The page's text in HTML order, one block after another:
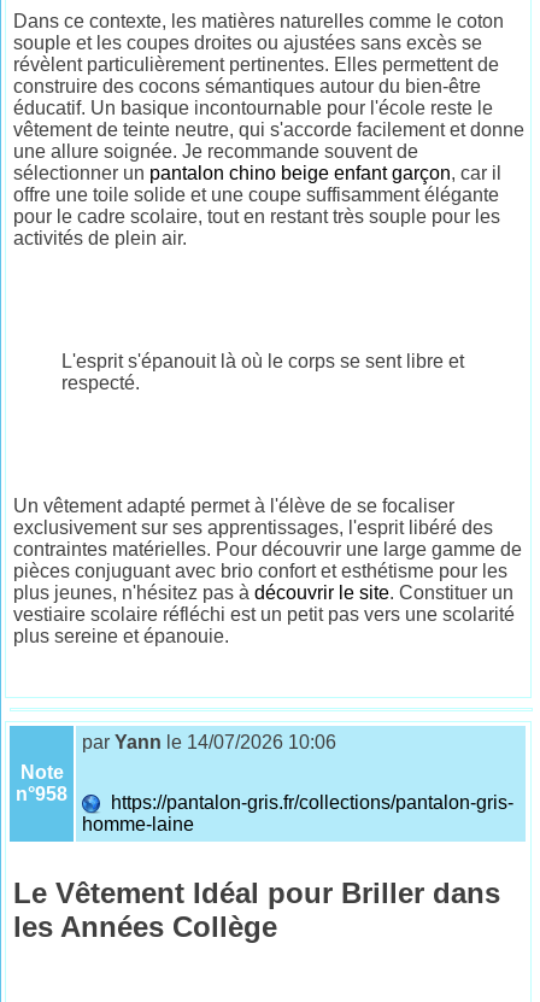
Dans ce contexte, les matières naturelles comme le coton
souple et les coupes droites ou ajustées sans excès se
révèlent particulièrement pertinentes. Elles permettent de
construire des cocons sémantiques autour du bien-être
éducatif. Un basique incontournable pour l'école reste le
vêtement de teinte neutre, qui s'accorde facilement et donne
une allure soignée. Je recommande souvent de
sélectionner un pantalon chino beige enfant garçon, car il
offre une toile solide et une coupe suffisamment élégante
pour le cadre scolaire, tout en restant très souple pour les
activités de plein air.
L'esprit s'épanouit là où le corps se sent libre et
respecté.
Un vêtement adapté permet à l'élève de se focaliser
exclusivement sur ses apprentissages, l'esprit libéré des
contraintes matérielles. Pour découvrir une large gamme de
pièces conjuguant avec brio confort et esthétisme pour les
plus jeunes, n'hésitez pas àdécouvrir le site. Constituer un
vestiaire scolaire réfléchi est un petit pas vers une scolarité
plus sereine et épanouie.
Note
n°958
parYann le 14/07/2026 10:06
https://pantalon-gris.fr/collections/pantalon-gris-
homme-laine
Le Vêtement Idéal pour Briller dans
les Années Collège